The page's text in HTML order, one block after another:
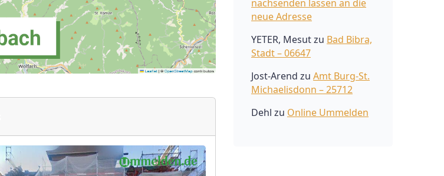
nachsenden lassen an die
neue Adresse
YETER, Mesutzu Bad Bibra,
Stadt – 06647
Jost-Arend zu Amt Burg-St.
Michaelisdonn – 25712
Dehl zu Online Ummelden